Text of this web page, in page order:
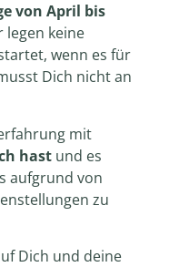
von April bis
keine
wenn es für
Dich nicht an
mit
hast und es
aufgrund von
zu
Dich und deine